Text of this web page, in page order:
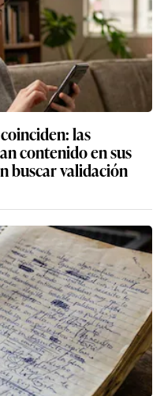
las
contenido en sus
buscar validación